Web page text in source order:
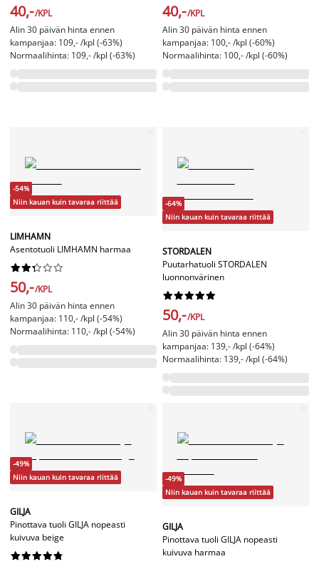
40,-/KPL
Alin 30 päivän hinta ennen
kampanjaa: 109,- /kpl (-63%)
Normaalihinta: 109,- /kpl (-63%)
40,-/KPL
Alin 30 päivän hinta ennen
kampanjaa: 100,- /kpl (-60%)
Normaalihinta: 100,- /kpl (-60%)
-54%
Niin kauan kuin tavaraa riittää
LIMHAMN
Asentotuoli LIMHAMN harmaa






50,-/KPL
Alin 30 päivän hinta ennen
kampanjaa: 110,- /kpl (-54%)
Normaalihinta: 110,- /kpl (-54%)
-64%
Niin kauan kuin tavaraa riittää
STORDALEN
Puutarhatuoli STORDALEN
luonnonvärinen






50,-/KPL
Alin 30 päivän hinta ennen
kampanjaa: 139,- /kpl (-64%)
Normaalihinta: 139,- /kpl (-64%)
-49%
Niin kauan kuin tavaraa riittää
GILJA
Pinottava tuoli GILJA nopeasti
kuivuva beige






-49%
Niin kauan kuin tavaraa riittää
GILJA
Pinottava tuoli GILJA nopeasti
kuivuva harmaa